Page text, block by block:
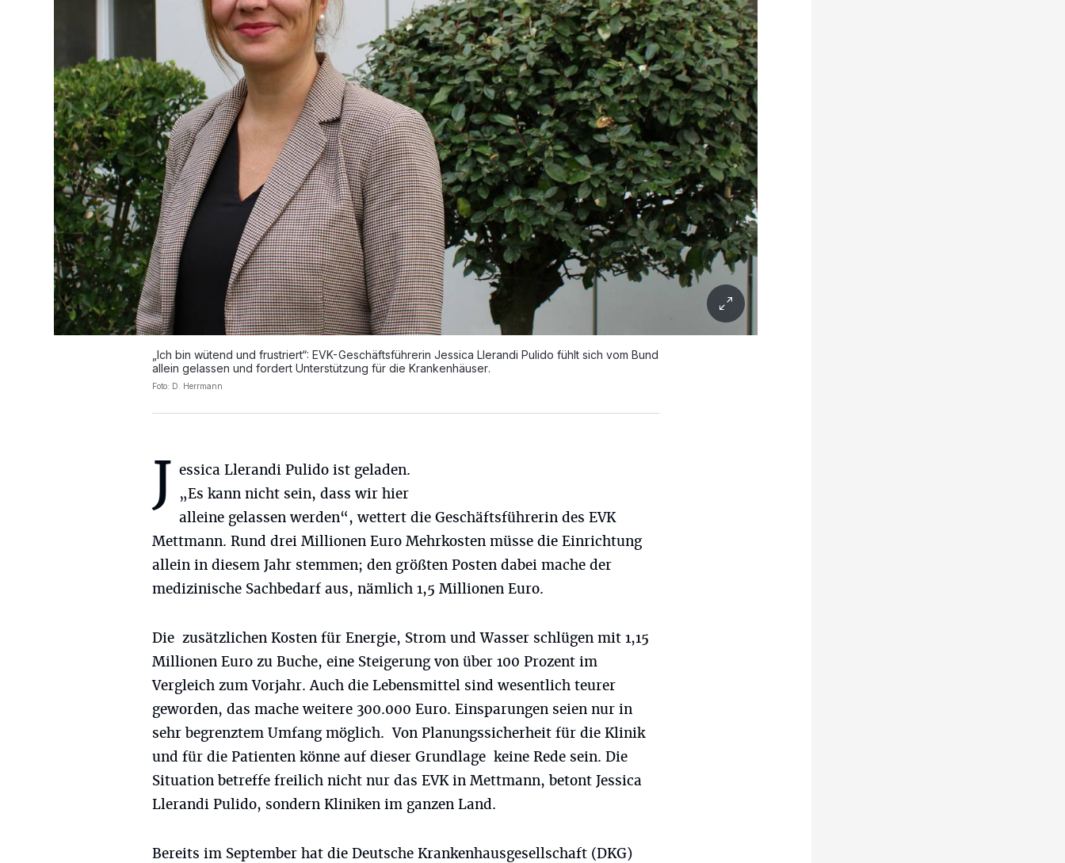
„Ich bin wütend und frustriert“: EVK-Geschäftsführerin Jessica Llerandi Pulido fühlt sich vom Bund
allein gelassen und fordert Unterstützung für die Krankenhäuser.
Foto: D. Herrmann
J essica Llerandi Pulido ist geladen.
„Es kann nicht sein, dass wir hier
alleine gelassen werden“, wettert die Geschäftsführerin des EVK
Mettmann. Rund drei Millionen Euro Mehrkosten müsse die Einrichtung
allein in diesem Jahr stemmen; den größten Posten dabei mache der
medizinische Sachbedarf aus, nämlich 1,5 Millionen Euro.
Die zusätzlichen Kosten für Energie, Strom und Wasser schlügen mit 1,15
Millionen Euro zu Buche, eine Steigerung von über 100 Prozent im
Vergleich zum Vorjahr. Auch die Lebensmittel sind wesentlich teurer
geworden, das mache weitere 300.000 Euro. Einsparungen seien nur in
sehr begrenztem Umfang möglich. Von Planungssicherheit für die Klinik
und für die Patienten könne auf dieser Grundlage keine Rede sein. Die
Situation betreffe freilich nicht nur das EVK in Mettmann, betont Jessica
Llerandi Pulido, sondern Kliniken im ganzen Land.
Bereits im September hat die Deutsche Krankenhausgesellschaft (DKG)